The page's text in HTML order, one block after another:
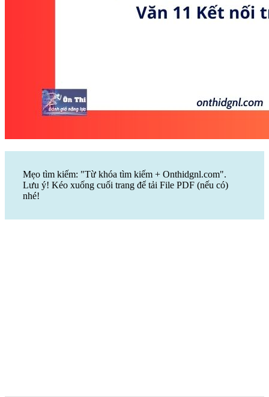
Mẹo tìm kiếm: "Từ khóa tìm kiếm + Onthidgnl.com".
Lưu ý! Kéo xuống cuối trang để tải File PDF (nếu có)
nhé!